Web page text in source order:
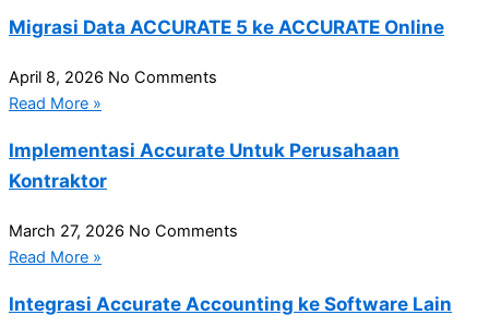
Migrasi Data ACCURATE 5 ke ACCURATE Online
April 8, 2026 No Comments
Read More »
Implementasi Accurate Untuk Perusahaan
Kontraktor
March 27, 2026 No Comments
Read More »
Integrasi Accurate Accounting ke Software Lain